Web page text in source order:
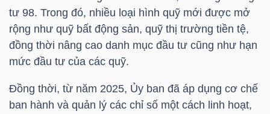
tư 98. Trong đó, nhiều loại hình quỹ mới được mở
rộng như quỹ bất động sản, quỹ thị trường tiền tệ,
đồng thời nâng cao danh mục đầu tư cũng như hạn
mức đầu tư của các quỹ.
Đồng thời, từ năm 2025, Ủy ban đã áp dụng cơ chế
ban hành và quản lý các chỉ số một cách linh hoạt,
DÙNG